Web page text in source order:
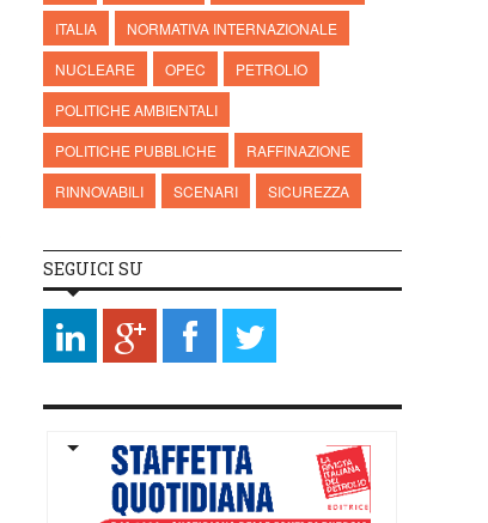
ITALIA
NORMATIVA INTERNAZIONALE
NUCLEARE
OPEC
PETROLIO
POLITICHE AMBIENTALI
POLITICHE PUBBLICHE
RAFFINAZIONE
RINNOVABILI
SCENARI SICUREZZA
SEGUICI SU